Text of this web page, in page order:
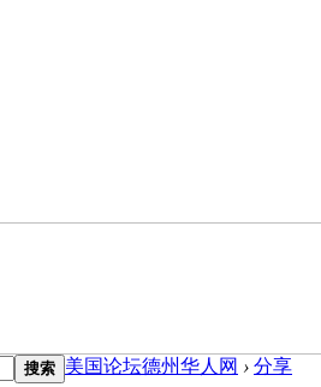
搜索 美国论坛德州华人网 › 分享